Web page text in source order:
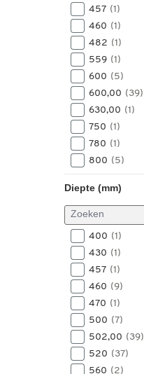
995 (1)
1000(1)
1042
1055(18)
1090(7)
1092(2)
1100 (4)
1102 (25)
1105 (1)
1142 (1)
1193 (29)
1196 (28)
457 (1)
460 (1)
482 (1)
559 (1)
600 (5)
600,00 (39)
630,00 (1)
750 (1)
780 (1)
800 (5)
800,00(15)
886(1)
889
890(2)
Diepte (mm)
400 (1)
430 (1)
457 (1)
460 (9)
470 (1)
500 (7)
502,00 (39)
520 (37)
560 (2)